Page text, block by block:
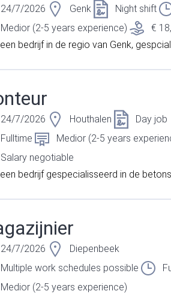
24/7/2026 Genk Night shift
Medior (2-5 years experience)
€
bedrijf in de regio van Genk,
we op zoek naar een technisch
24/7/2026 Houthalen
Day job
Fulltime
Medior (2-5 years
Salary negotiable
bedrijf gespecialisseerd in de
een monteur in dagdienst. Heb jij al
24/7/2026
Diepenbeek
Multiple work schedules possible
Medior (2-5 years experience)